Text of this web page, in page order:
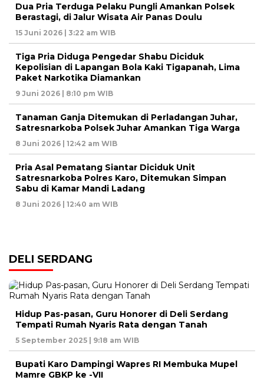
Dua Pria Terduga Pelaku Pungli Amankan Polsek
Berastagi, di Jalur Wisata Air Panas Doulu
15 Juni 2026 | 3:22 am WIB
Tiga Pria Diduga Pengedar Shabu Diciduk
Kepolisian di Lapangan Bola Kaki Tigapanah, Lima
Paket Narkotika Diamankan
9 Juni 2026 | 8:10 pm WIB
Tanaman Ganja Ditemukan di Perladangan Juhar,
Satresnarkoba Polsek Juhar Amankan Tiga Warga
8 Juni 2026 | 12:42 am WIB
Pria Asal Pematang Siantar Diciduk Unit
Satresnarkoba Polres Karo, Ditemukan Simpan
Sabu di Kamar Mandi Ladang
8 Juni 2026 | 12:40 am WIB
DELI SERDANG
Hidup Pas-pasan, Guru Honorer di Deli Serdang
Tempati Rumah Nyaris Rata dengan Tanah
5 September 2025 | 9:18 am WIB
Bupati Karo Dampingi Wapres RI Membuka Mupel
Mamre GBKP ke -VII